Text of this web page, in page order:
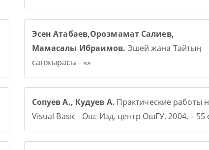
Эсен Атабаев,Орозмамат Салиев,
Мамасалы Ибраимов. Эшей жана Тайтың
санжырасы - «»
Сопуев А., Кудуев А. Практические работы
Visual Basic - Ош: Изд. центр ОшГУ, 2004. – 55